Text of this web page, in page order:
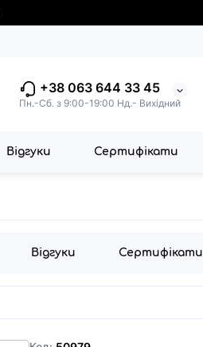
+38 063 644 33 45
Пн.-Сб. з 9:00-19:00 Нд.- Вихідний
Відгуки Сертифікати
Відгуки Сертифікати